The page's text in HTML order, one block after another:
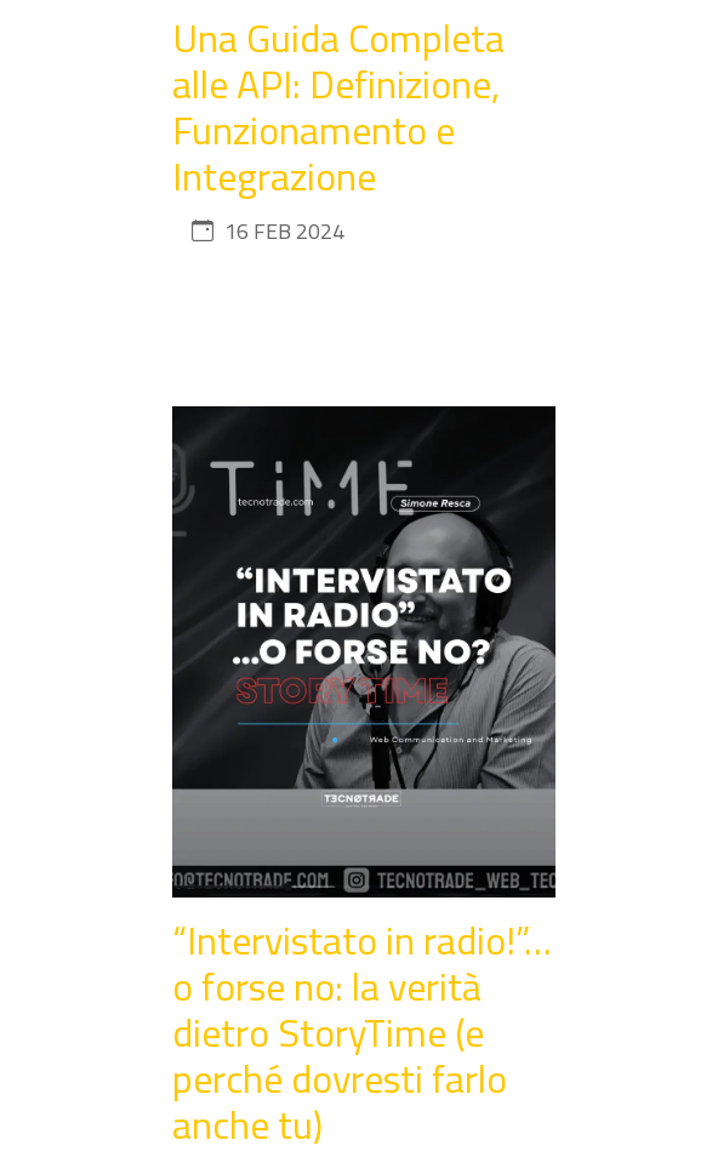
Una Guida Completa
alle API: Definizione,
Funzionamento e
Integrazione
16 FEB 2024
“Intervistato in radio!”…
o forse no: la verità
dietro StoryTime (e
perché dovresti farlo
anche tu)